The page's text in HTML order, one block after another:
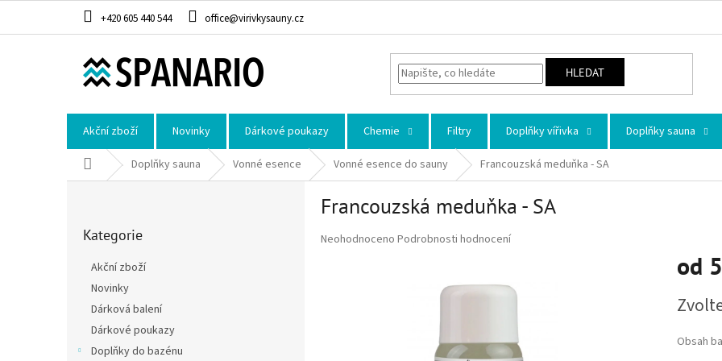
+420 605 440 544 office@virivkysauny.cz
HLEDAT
Akční zboží Novinky Dárkové poukazy Chemie Filtry Doplňky vířivka Doplňky sauna
Domů Doplňky sauna Vonné esence Vonné esence do sauny Francouzská meduňka - SA
Kategorie
Akční zboží
Novinky
Dárková balení
Dárkové poukazy
Doplňky do bazénu
Francouzská meduňka - SA
Průměrné hodnocení produktu je 0,0 z 5 hvězdiček.
Neohodnoceno Podrobnosti hodnocení
od
Obsah